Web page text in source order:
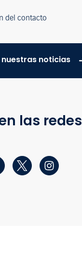
del contacto
noticias
las redes